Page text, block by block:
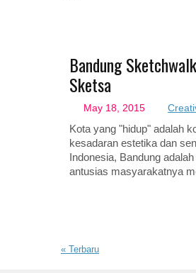
Bandung
Sketsa
May 18, 2015
Kota yang "hidup" adalah
kesadaran estetika dan
Indonesia, Bandung
antusias masyarakatnya
« Terbaru